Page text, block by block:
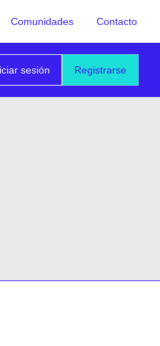
Comunidades Contacto
Registrarse
sesión